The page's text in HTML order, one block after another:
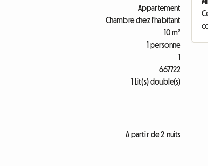
Appartement
Chambre chez l'habitant
10 m²
1 personne
1
667722
1 Lit(s) double(s)
A partir de 2 nuits